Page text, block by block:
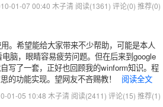
01-07 00:40 木子清 阅读(1361) 评论(0) 推荐(0)
。希望能给大家带来不少帮助，可能是本人
脑，眼睛容易疲劳问题。但在后来到google
写了一套，正好也回顾我的winform知识。程
的功能实现。望网友不吝赐教！
阅读全文
01-05 10:48 木子清 阅读(2411) 评论(15) 推荐(1)